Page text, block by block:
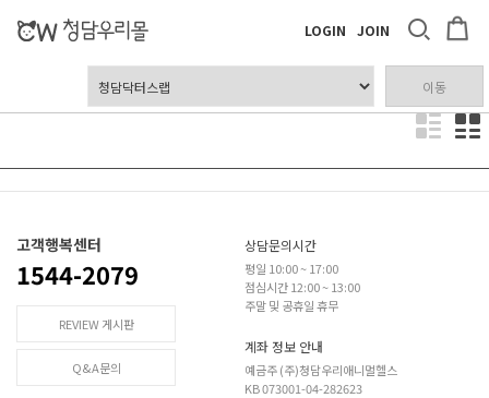
LOGIN JOIN
이동
고객행복센터
1544-2079
REVIEW 게시판
Q&A문의
상담문의시간
평일 10:00 ~ 17:00
점심시간 12:00 ~ 13:00
주말 및 공휴일 휴무
계좌 정보 안내
예금주 (주)청담우리애니멀헬스
KB 073001-04-282623